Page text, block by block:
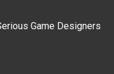
Game Designers